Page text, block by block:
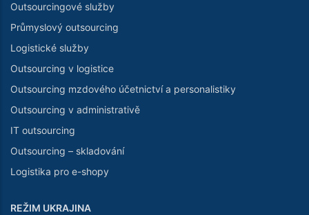
Outsourcingové služby
Průmyslový outsourcing
Logistické služby
Outsourcing v logistice
Outsourcing mzdového účetnictví a personalistiky
Outsourcing v administrativě
IT outsourcing
Outsourcing – skladování
Logistika pro e-shopy
REŽIM UKRAJINA